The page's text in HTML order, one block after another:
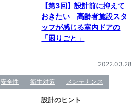
【第3回】設計前に抑えて
おきたい 高齢者施設スタ
ッフが感じる室内ドアの
「困りごと」
2022.03.28
安全性 衛生対策 メンテナンス
設計のヒント